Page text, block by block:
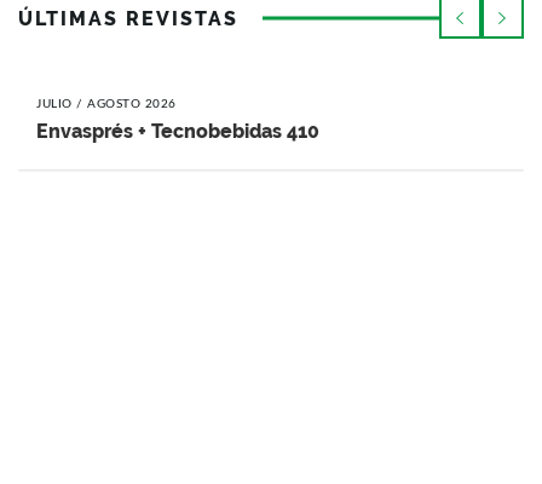
ÚLTIMAS REVISTAS
JULIO / AGOSTO 2026
Envasprés + Tecnobebidas 410